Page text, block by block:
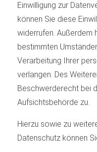
Einwilligung zur
können Sie diese
widerrufen. Außerdem
bestimmten
Verarbeitung Ihrer
verlangen. Des
Beschwerderecht bei
Aufsichtsbehörde zu.
Hierzu sowie zu
Datenschutz können